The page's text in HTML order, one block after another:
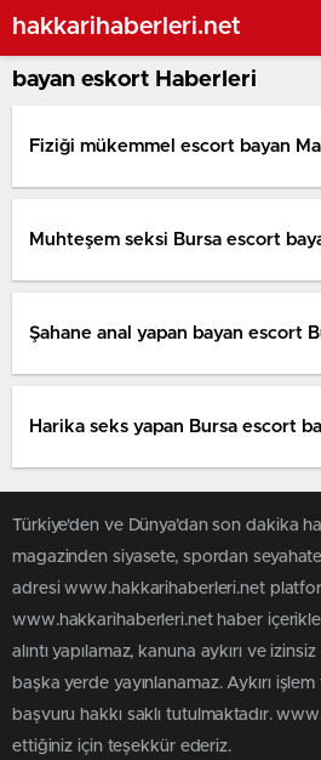
hakkarihaberleri.net
bayan eskort Haberleri
Fiziği mükemmel escort bayan
Muhteşem seksi Bursa escort
Şahane anal yapan bayan escort
Harika seks yapan Bursa escort
Türkiye'den ve Dünya’dan son dakika
magazinden siyasete, spordan
adresi www.hakkarihaberleri.net
www.hakkarihaberleri.net haber
alıntı yapılamaz, kanuna aykırı ve
başka yerde yayınlanamaz. Aykırı
başvuru hakkı saklı tutulmaktadır.
ettiğiniz için teşekkür ederiz.